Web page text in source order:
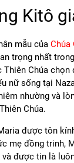
Kitô
mẫu của Chúa
trọng nhất
Thiên Chúa chọn
nữ sống tại
nhường và
Chúa.
được tôn
mẹ đồng trinh,
và được tin là